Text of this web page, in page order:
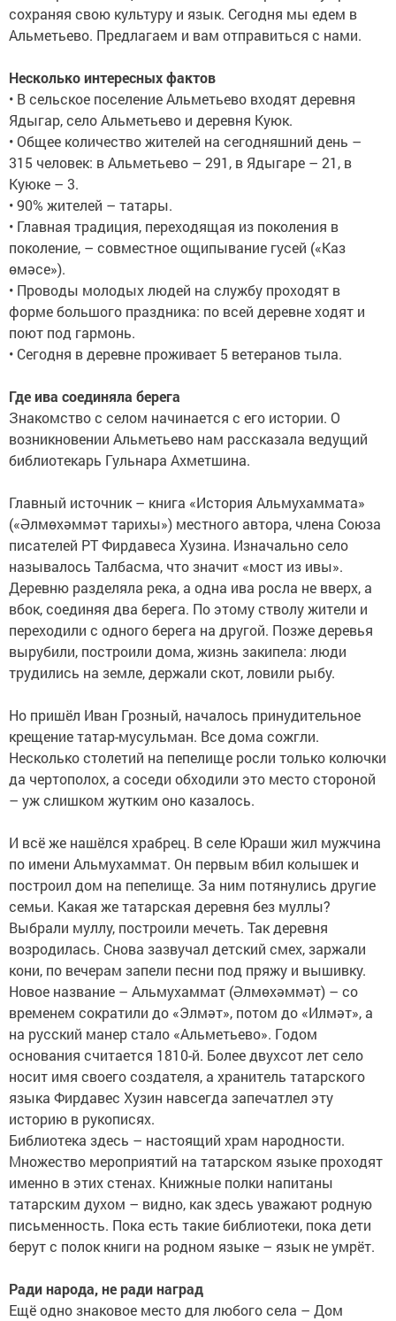
сохраняя свою культуру и язык. Сегодня мы едем в
Альметьево. Предлагаем и вам отправиться с нами.
Несколько интересных фактов
• В сельское поселение Альметьево входят деревня
Ядыгар, село Альметьево и деревня Куюк.
• Общее количество жителей на сегодняшний день –
315 человек: в Альметьево – 291, в Ядыгаре – 21, в
Куюке – 3.
• 90% жителей – татары.
• Главная традиция, переходящая из поколения в
поколение, – совместное ощипывание гусей («Каз
өмәсе»).
• Проводы молодых людей на службу проходят в
форме большого праздника: по всей деревне ходят и
поют под гармонь.
• Сегодня в деревне проживает 5 ветеранов тыла.
Где ива соединяла берега
Знакомство с селом начинается с его истории. О
возникновении Альметьево нам рассказала ведущий
библиотекарь Гульнара Ахметшина.
Главный источник – книга «История Альмухаммата»
(«Әлмөхәммәт тарихы») местного автора, члена Союза
писателей РТ Фирдавеса Хузина. Изначально село
называлось Талбасма, что значит «мост из ивы».
Деревню разделяла река, а одна ива росла не вверх, а
вбок, соединяя два берега. По этому стволу жители и
переходили с одного берега на другой. Позже деревья
вырубили, построили дома, жизнь закипела: люди
трудились на земле, держали скот, ловили рыбу.
Но пришёл Иван Грозный, началось принудительное
крещение татар-мусульман. Все дома сожгли.
Несколько столетий на пепелище росли только колючки
да чертополох, а соседи обходили это место стороной
– уж слишком жутким оно казалось.
И всё же нашёлся храбрец. В селе Юраши жил мужчина
по имени Альмухаммат. Он первым вбил колышек и
построил дом на пепелище. За ним потянулись другие
семьи. Какая же татарская деревня без муллы?
Выбрали муллу, построили мечеть. Так деревня
возродилась. Снова зазвучал детский смех, заржали
кони, по вечерам запели песни под пряжу и вышивку.
Новое название – Альмухаммат (Әлмөхәммәт) – со
временем сократили до «Элмәт», потом до «Илмәт», а
на русский манер стало «Альметьево». Годом
основания считается 1810-й. Более двухсот лет село
носит имя своего создателя, а хранитель татарского
языка Фирдавес Хузин навсегда запечатлел эту
историю в рукописях.
Библиотека здесь – настоящий храм народности.
Множество мероприятий на татарском языке проходят
именно в этих стенах. Книжные полки напитаны
татарским духом – видно, как здесь уважают родную
письменность. Пока есть такие библиотеки, пока дети
берут с полок книги на родном языке – язык не умрёт.
Ради народа, не ради наград
Ещё одно знаковое место для любого села – Дом